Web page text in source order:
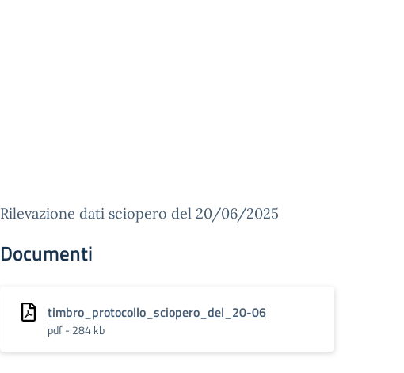
Rilevazione dati sciopero del 20/06/2025
Documenti
timbro_protocollo_sciopero_del_20-06
pdf - 284 kb